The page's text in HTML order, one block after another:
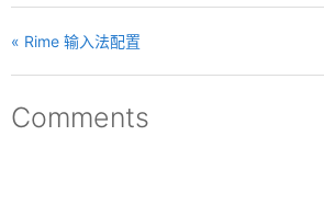
« Rime 输入法配置
Comments